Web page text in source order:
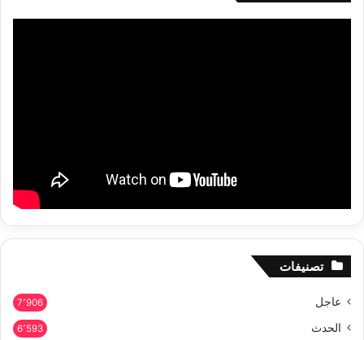
تصنيفات
عاجل 7٬906
الحدث 6٬593